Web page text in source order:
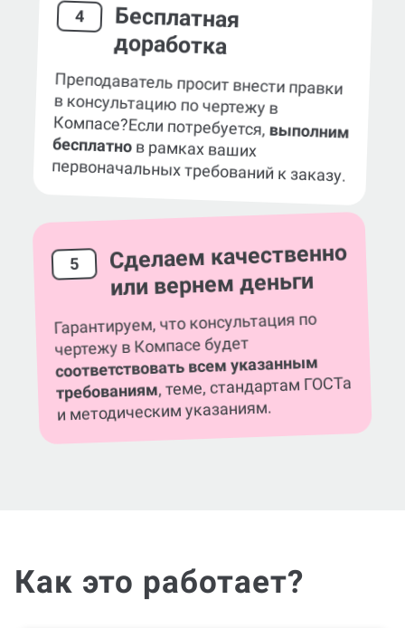
Бесплатная
доработка
Преподаватель просит внести правки
в консультацию по чертежу в
Компасе?Если потребуется,выполним
первоначальных требований к заказу.
Сделаем качественно
или вернем деньги
Гарантируем, что консультация по
чертежу в Компасе будет
соответствовать всем указанным
, теме, стандартам ГОСТа
и методическим указаниям.